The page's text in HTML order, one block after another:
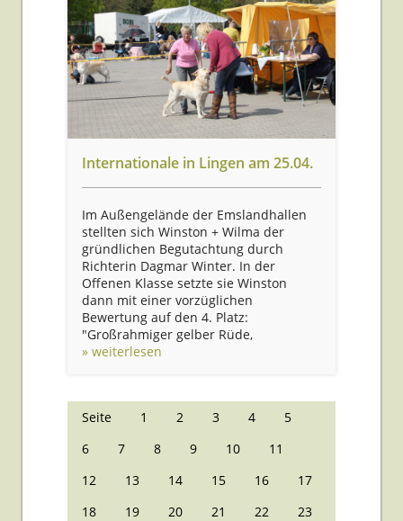
Internationale in Lingen am 25.04.
Im Außengelände der Emslandhallen
stellten sich Winston + Wilma der
gründlichen Begutachtung durch
Richterin Dagmar Winter. In der
Offenen Klasse setzte sie Winston
dann mit einer vorzüglichen
Bewertung auf den 4. Platz:
"Großrahmiger gelber Rüde,
» weiterlesen
Seite 1 2 3 4
5
6
7 8 9 10
11
12
13 14 15 16
17
18
19 20 21 22 23